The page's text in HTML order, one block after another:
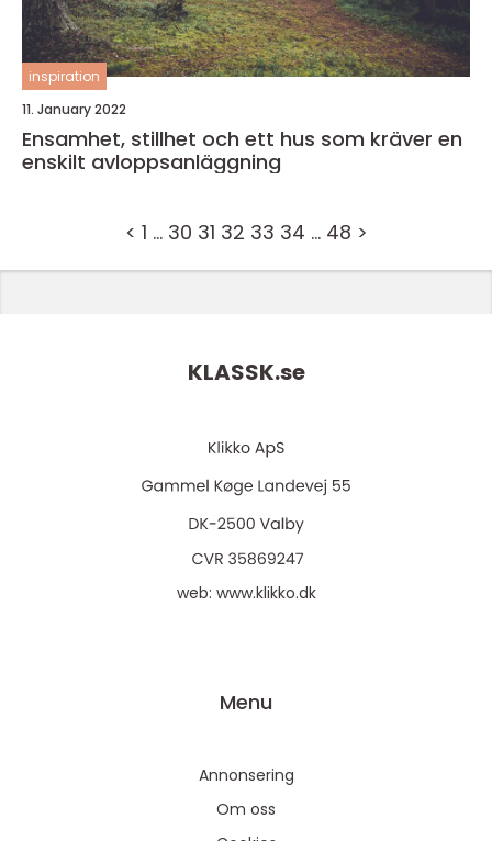
inspiration
11. January 2022
Ensamhet, stillhet och ett hus som kräver en
enskilt avloppsanläggning
< 1 … 30 31 32 33 34 … 48 >
KLASSK.se
web: www.klikko.dk
Menu
Annonsering
Om oss